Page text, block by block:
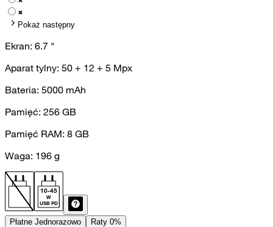
Pokaż następny
Ekran: 6.7 "
Aparat tylny: 50 + 12 + 5 Mpx
Bateria: 5000 mAh
Pamięć: 256 GB
Pamięć RAM: 8 GB
Waga: 196 g
10-45
W
USB PD
Płatne Jednorazowo Raty 0%